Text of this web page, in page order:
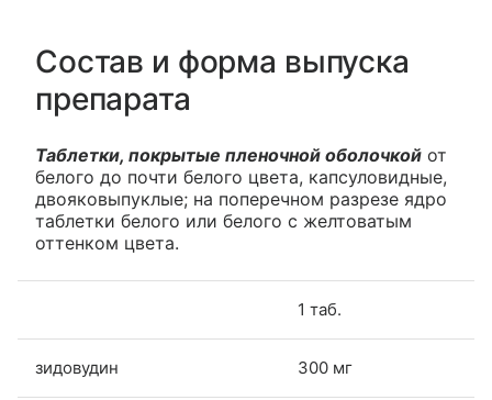
Состав и форма выпуска
препарата
Таблетки, покрытые пленочной оболочкой от
белого до почти белого цвета, капсуловидные,
двояковыпуклые; на поперечном разрезе ядро
таблетки белого или белого с желтоватым
оттенком цвета.
1 таб.
зидовудин 300 мг